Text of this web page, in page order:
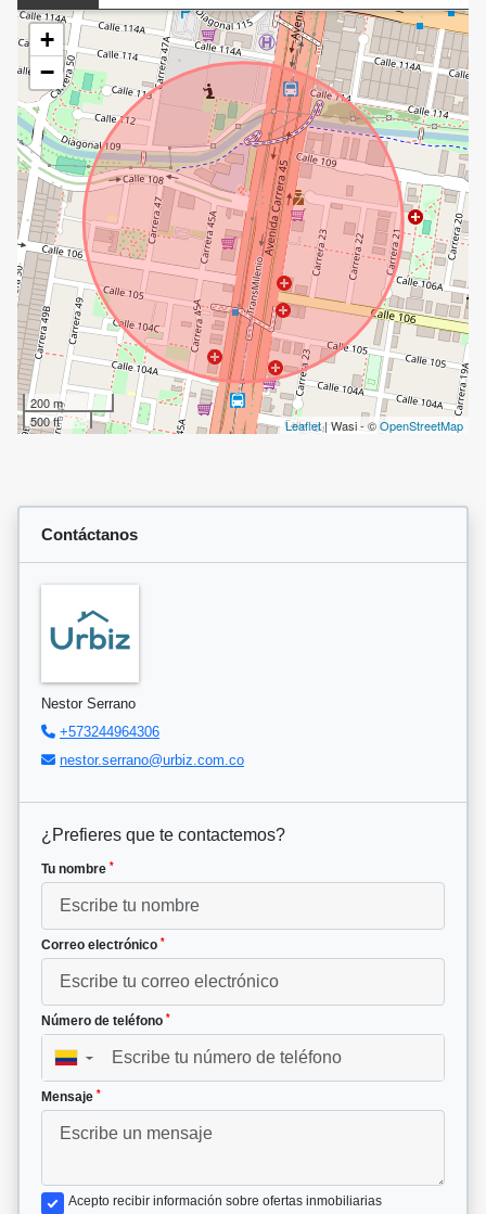
+
−
200 m
500 ft
Leaflet| Wasi - ©OpenStreetMap
Contáctanos
Nestor Serrano
+573244964306
nestor.serrano@urbiz.com.co
¿Prefieres que te contactemos?
Tu nombre *
Correo electrónico *
Número de teléfono *
▼
Mensaje *
Acepto recibir información sobre ofertas inmobiliarias